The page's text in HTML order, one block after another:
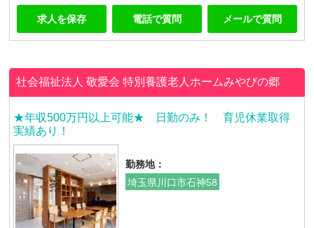
求人を保存 電話で質問 メールで質問
社会福祉法人 敬愛会特別養護老人ホームみやびの郷
★年収500万円以上可能★ 日勤のみ！ 育児休業取得
実績あり！
勤務地：
埼玉県川口市石神58